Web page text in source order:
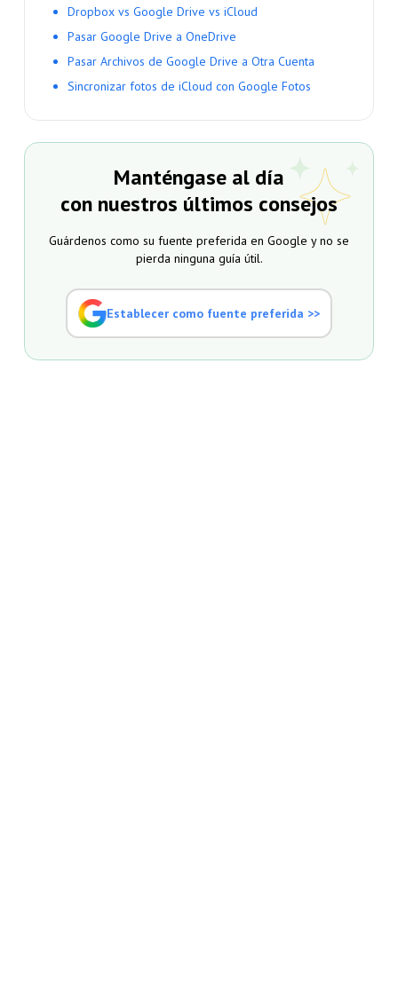
Dropbox vs Google Drive vs iCloud
Pasar Google Drive a OneDrive
Pasar Archivos de Google Drive a Otra Cuenta
Sincronizar fotos de iCloud con Google Fotos
Manténgase al día
con nuestros últimos consejos
Guárdenos como su fuente preferida en Google y no se
pierda ninguna guía útil.
Establecer como fuente preferida >>